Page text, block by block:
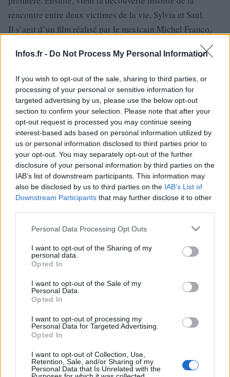
Infos.fr - Do Not Process My Personal Information
If you wish to opt-out of the sale, sharing to third parties, or
processing of your personal or sensitive information for
targeted advertising by us, please use the below opt-out
section to confirm your selection. Please note that after your
opt-out request is processed you may continue seeing
interest-based ads based on personal information utilized by
us or personal information disclosed to third parties prior to
your opt-out. You may separately opt-out of the further
disclosure of your personal information by third parties on the
IAB’s list of downstream participants. This information may
also be disclosed by us to third parties on the IAB’s List of
Downstream Participants that may further disclose it to other
Please note that this website/app uses one or more Google
not limited to your visit or usage behaviour. You may click to
grant or deny consent to Google and its third-party tags to
use your data for below specified purposes in below Google
consent section.
Personal Data Processing Opt Outs
I want to opt-out of the Sharing of my
personal data.
Opted In
I want to opt-out of the Sale of my
Personal Data.
Opted In
I want to opt-out of processing my
Personal Data for Targeted Advertising.
Opted In
I want to opt-out of Collection, Use,
Retention, Sale, and/or Sharing of my
Personal Data that Is Unrelated with the
rencontre entre deux victimes de la vie, Sylvia et Saul.
Il s’agit d’un film réalisé par le mexicain Michel Franco,
principaux sont Jessica Chastain, Peter Sarsgaard, Brooke
minutes.
« La Belle de Gaza » suit un sujet différent, navigant dans
la vie de Nathalie, une femme trans palestinienne à Tel-
Aviv. Elle et d’autres femmes trans illuminent la nuit de
Tel-Aviv, étincelantes sous les phares de voitures. Une
rumeur raconte que Nathalie aurait fait le voyage depuis
Gaza. Bien que possiblement un mythe, cela sert de base
pour un film incandescent : « La Belle de Gaza », réalisé
par Yolande Zauberman. Le tournage a eu lieu avant les
attaques du Hamas contre Israël, le 7 octobre 2023, et le
Festival de Cannes, le 22 mai.